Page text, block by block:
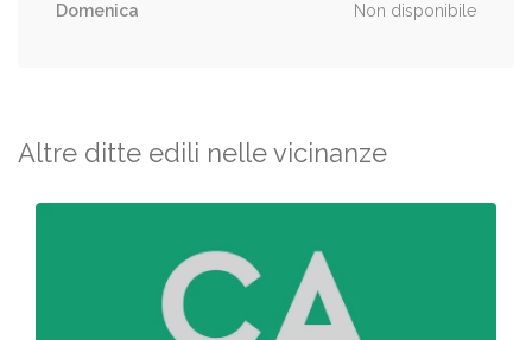
Domenica
Non disponibile
Altre ditte edili nelle vicinanze